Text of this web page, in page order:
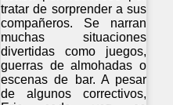
tratar de sorprender a sus
compañeros. Se narran
muchas situaciones
divertidas como juegos,
guerras de almohadas o
escenas de bar. A pesar
de algunos correctivos,